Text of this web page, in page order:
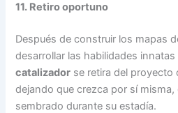
11. Retiro oportuno
Después de construir los mapas
desarrollar las habilidades
catalizador se retira del proyecto
dejando que crezca por sí
sembrado durante su estadía.